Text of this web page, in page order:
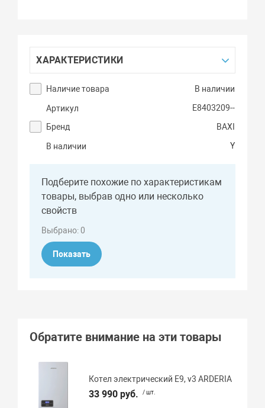
ХАРАКТЕРИСТИКИ
Наличие товара В наличии
Артикул
E8403209--
Бренд
BAXI
В наличии Y
Подберите похожие по характеристикам
товары, выбрав одно или несколько
свойств
Выбрано:0
Показать
Обратите внимание на эти товары
Котел электрический E9, v3 ARDERIA
33 990 руб. / шт.